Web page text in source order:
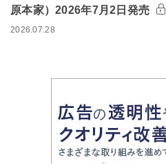
原本家）2026年7月2日発売
2026.07.28